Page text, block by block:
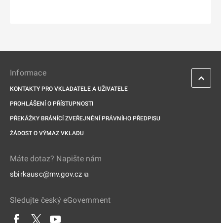
Informace
KONTAKTY PRO VKLADATELE A UŽIVATELE
PROHLÁŠENÍ O PŘÍSTUPNOSTI
PŘEKÁŽKY BRÁNÍCÍ ZVEŘEJNĚNÍ PRÁVNÍHO PŘEDPISU
ŽÁDOST O VÝMAZ VKLADU
Máte dotaz? Napište nám
sbirkausc@mv.gov.cz ⧉
Sledujte český eGovernment